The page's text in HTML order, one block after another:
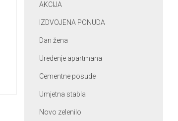
AKCIJA
IZDVOJENA PONUDA
Dan žena
Uredenje apartmana
Cementne posude
Umjetna stabla
Novo zelenilo